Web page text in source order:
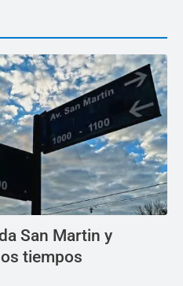
San Martin y
tiempos